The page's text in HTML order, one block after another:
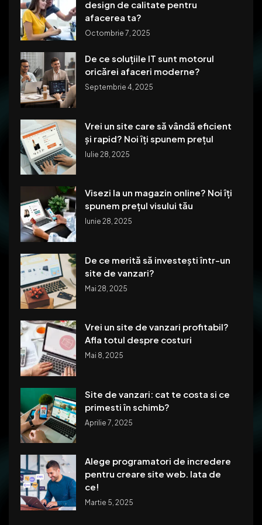
design de calitate pentru
afacerea ta?
Octombrie 7, 2025
De ce soluțiile IT sunt motorul
oricărei afaceri moderne?
Septembrie 4, 2025
Vrei un site care să vândă eficient
și rapid? Noi îți spunem prețul
Iulie 28, 2025
Visezi la un magazin online? Noi îți
spunem prețul visului tău
Iunie 28, 2025
De ce merită să investești într-un
site de vanzari?
Mai 28, 2025
Vrei un site de vanzari profitabil?
Afla totul despre costuri
Mai 8, 2025
Site de vanzari: cat te costa si ce
primesti în schimb?
Aprilie 7, 2025
Alege programatori de incredere
pentru creare site web. Iata de
ce!
Martie 5, 2025